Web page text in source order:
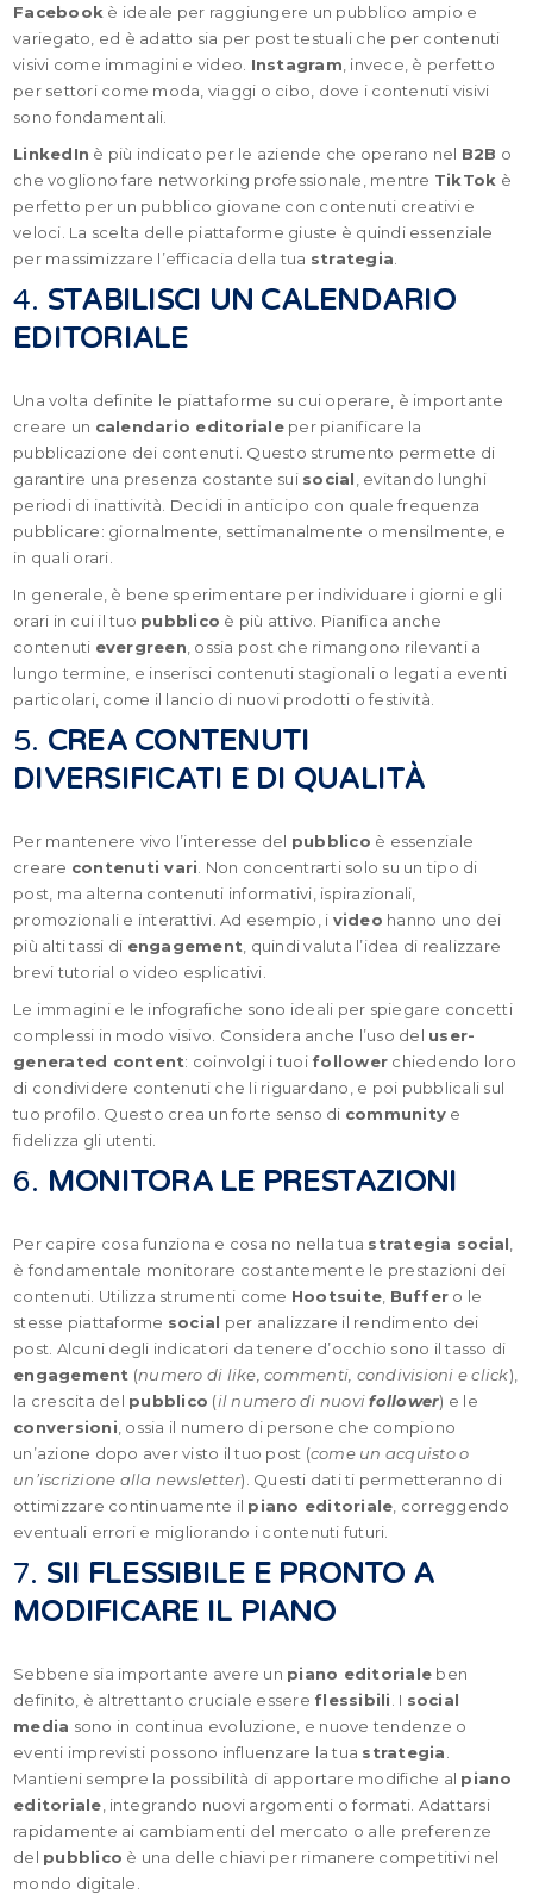
Facebook è ideale per raggiungere un pubblico ampio e
variegato, ed è adatto sia per post testuali che per contenuti
visivi come immagini e video. Instagram , invece, è perfetto
per settori come moda, viaggi o cibo, dove i contenuti visivi
sono fondamentali.
LinkedIn è più indicato per le aziende che operano nel B2B o
che vogliono fare networking professionale, mentre TikTok è
perfetto per un pubblico giovane con contenuti creativi e
veloci. La scelta delle piattaforme giuste è quindi essenziale
per massimizzare l’efficacia della tua strategia
4. STABILISCI UN CALENDARIO
EDITORIALE
Una volta definite le piattaforme su cui operare, è importante
creare un calendario editorialeper pianificare la
pubblicazione dei contenuti. Questo strumento permette di
garantire una presenza costante sui social , evitando lunghi
periodi di inattività. Decidi in anticipo con quale frequenza
pubblicare: giornalmente, settimanalmente o mensilmente, e
in quali orari.
In generale, è bene sperimentare per individuare i giorni e gli
orari in cui il tuo pubblico è più attivo. Pianifica anche
contenuti evergreen , ossia post che rimangono rilevanti a
lungo termine, e inserisci contenuti stagionali o legati a eventi
particolari, come il lancio di nuovi prodotti o festività.
5. CREA CONTENUTI
DIVERSIFICATI E DI QUALITÀ
Per mantenere vivo l’interesse del pubblico è essenziale
creare contenuti vari . Non concentrarti solo su un tipo di
post, ma alterna contenuti informativi, ispirazionali,
promozionali e interattivi. Ad esempio, i video hanno uno dei
più alti tassi di engagement , quindi valuta l’idea di realizzare
brevi tutorial o video esplicativi.
Le immagini e le infografiche sono ideali per spiegare concetti
complessi in modo visivo. Considera anche l’uso del user-
generated content: coinvolgi i tuoi follower chiedendo loro
di condividere contenuti che li riguardano, e poi pubblicali sul
tuo profilo. Questo crea un forte senso di community e
fidelizza gli utenti.
6. MONITORA LE PRESTAZIONI
Per capire cosa funziona e cosa no nella tua strategia social
è fondamentale monitorare costantemente le prestazioni dei
contenuti. Utilizza strumenti come Hootsuite Buffer o le
stesse piattaforme social per analizzare il rendimento dei
post. Alcuni degli indicatori da tenere d’occhio sono il tasso di
engagement (numero di like, commenti, condivisioni e click),
la crescita del pubblico (il numero di nuovifollower) e le
conversioni , ossia il numero di persone che compiono
un’azione dopo aver visto il tuo post (come un acquisto o
un’iscrizione alla newsletter). Questi dati ti permetteranno di
ottimizzare continuamente il piano editoriale , correggendo
eventuali errori e migliorando i contenuti futuri.
7. SII FLESSIBILE E PRONTO A
MODIFICARE IL PIANO
Sebbene sia importante avere un piano editoriale ben
definito, è altrettanto cruciale essere flessibili . I social
media sono in continua evoluzione, e nuove tendenze o
eventi imprevisti possono influenzare la tua strategia
Mantieni sempre la possibilità di apportare modifiche al piano
editoriale , integrando nuovi argomenti o formati. Adattarsi
rapidamente ai cambiamenti del mercato o alle preferenze
del pubblico è una delle chiavi per rimanere competitivi nel
mondo digitale.